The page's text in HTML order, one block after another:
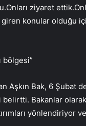
ziyaret
giren konular olduğu
bölgesi”
Aşkın Bak, 6 Şubat
Bakanlar
yönlendiriyor